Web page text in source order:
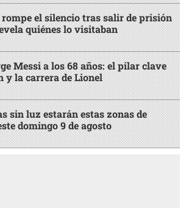
rompe el silencio tras salir de prisión
quiénes lo visitaban
Messi a los 68 años: el pilar clave
y la carrera de Lionel
sin luz estarán estas zonas de
domingo 9 de agosto